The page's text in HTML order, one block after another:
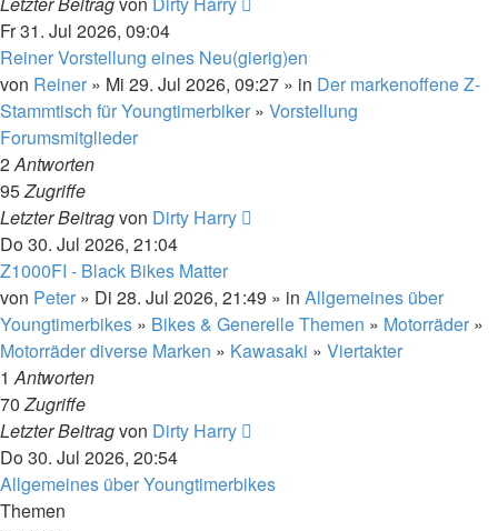
Fr 31. Jul 2026, 09:04
Reiner Vorstellung eines Neu(gierig)en
von Reiner » Mi 29. Jul 2026, 09:27 » in Der markenoffene Z-
Stammtisch für Youngtimerbiker » Vorstellung
Forumsmitglieder
2Antworten
95Zugriffe
Letzter Beitragvon Dirty Harry
Do 30. Jul 2026, 21:04
Z1000FI - Black Bikes Matter
von Peter » Di 28. Jul 2026, 21:49 » in Allgemeines über
Youngtimerbikes » Bikes & Generelle Themen » Motorräder »
Motorräder diverse Marken » Kawasaki » Viertakter
1Antworten
70Zugriffe
Letzter Beitragvon Dirty Harry
Do 30. Jul 2026, 20:54
Allgemeines über Youngtimerbikes
Themen